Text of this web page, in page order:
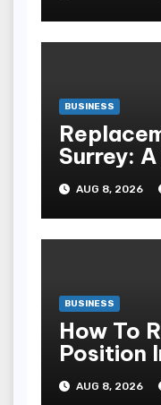
BUSINESS
Surrey:
to
Windows
AUG 8, 2026
BUSINESS
How To
Position
Machine
AUG 8, 2026